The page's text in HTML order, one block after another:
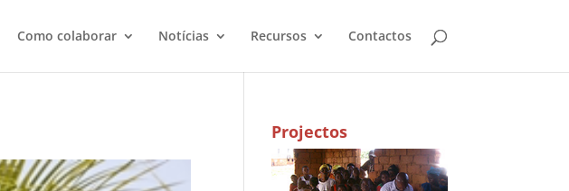
Como colaborar Notícias Recursos Contactos
Projectos